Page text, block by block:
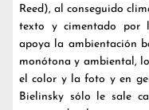
Reed), al conseguido
texto y cimentado por
apoya la ambientación
monótona y ambiental,
el color y la foto y en
Bielinsky sólo le sale